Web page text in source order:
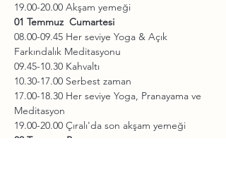
19.00-20.00 Akşam yemeği
01 Temmuz  Cumartesi
08.00-09.45 Her seviye Yoga & Açık
Farkındalık Meditasyonu
09.45-10.30 Kahvaltı
10.30-17.00 Serbest zaman
17.00-18.30 Her seviye Yoga, Pranayama ve
Meditasyon
19.00-20.00 Çıralı'da son akşam yemeği
02 Temmuz Pazar